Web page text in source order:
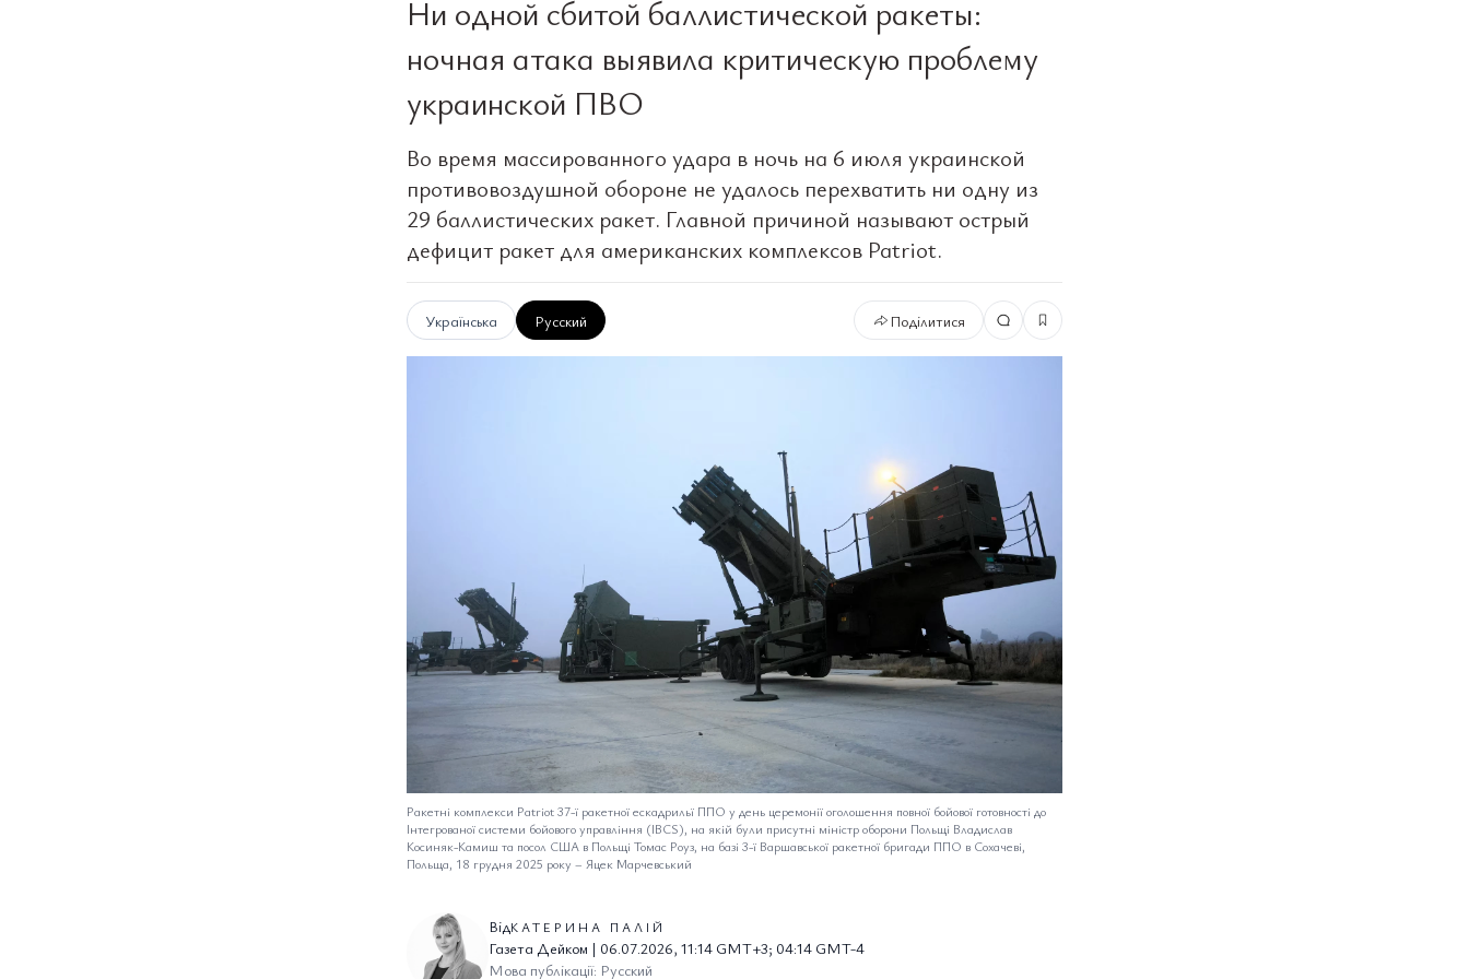
Ни одной сбитой баллистической ракеты:
ночная атака выявила критическую проблему
украинской ПВО
Во время массированного удара в ночь на 6 июля украинской
противовоздушной обороне не удалось перехватить ни одну из
29 баллистических ракет. Главной причиной называют острый
дефицит ракет для американских комплексов Patriot.
Українська Русский Поділитися
Ракетні комплекси Patriot 37-ї ракетної ескадрильї ППО у день церемонії оголошення повної бойової готовності до
Інтегрованої системи бойового управління (IBCS), на якій були присутні міністр оборони Польщі Владислав
Косиняк-Камиш та посол США в Польщі Томас Роуз, на базі 3-ї Варшавської ракетної бригади ППО в Сохачеві,
Польща, 18 грудня 2025 року – Яцек Марчевський
ВідКАТЕРИНА ПАЛІЙ
Газета Дейком | 06.07.2026, 11:14 GMT+3; 04:14 GMT-4
Мова публікації: Русский